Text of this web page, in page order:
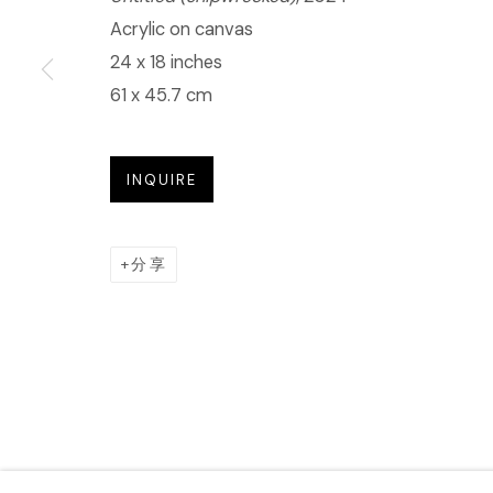
Acrylic on canvas
24 x 18 inches
61 x 45.7 cm
INQUIRE
分享